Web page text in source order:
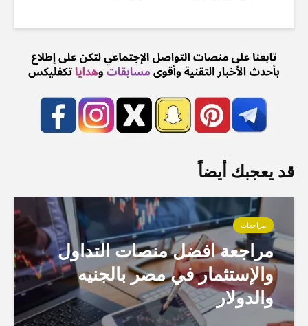
قد يعجبك أيضاً
مراجعات
مراجعة افضل منصات التداول
والإستثمار في مصر بالجنيه
والدولار